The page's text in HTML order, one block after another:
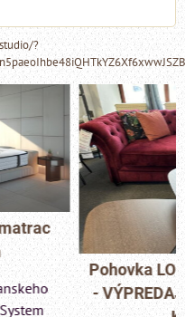
?
Pohovka LONDON
- VÝPREDAJ